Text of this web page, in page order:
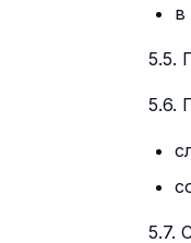
в
5.5.
5.6.
5.7.